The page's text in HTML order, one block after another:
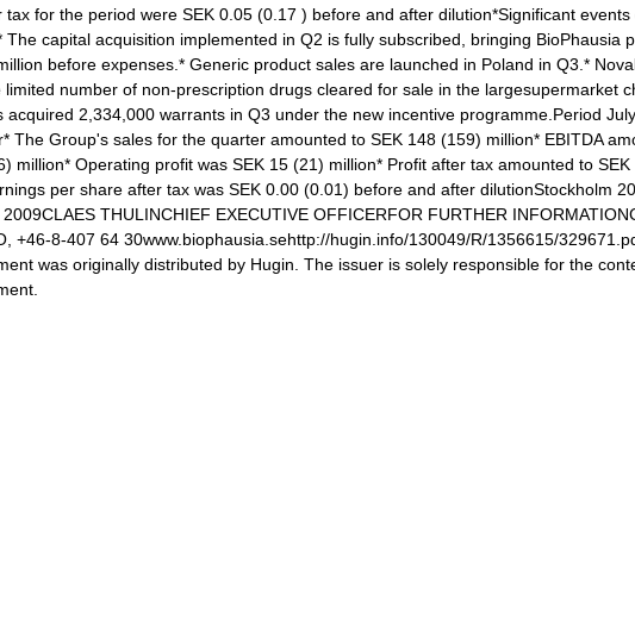
tax for the period were SEK 0.05 (0.17 ) before and after dilution*Significant events
The capital acquisition implemented in Q2 is fully subscribed, bringing BioPhausia
before expenses.* Generic product sales are launched in Poland in Q3.*
limited number of non-prescription drugs cleared for sale in the largesupermarket
acquired 2,334,000 warrants in Q3 under the new incentive programme.Period
The Group's sales for the quarter amounted to SEK 148 (159) million* EBITDA
million* Operating profit was SEK 15 (21) million* Profit after tax amounted to SEK
per share after tax was SEK 0.00 (0.01) before and after dilutionStockholm
THULINCHIEF EXECUTIVE OFFICERFOR FURTHER
+46-8-407 64 30www.biophausia.sehttp://hugin.info/130049/R/1356615/
was originally distributed by Hugin. The issuer is solely responsible for the